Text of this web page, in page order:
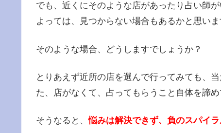
でも、近くにそのような店があったり占い師
よっては、見つからない場合もあるかと思いま
そのような場合、どうしますでしょうか？
とりあえず近所の店を選んで行ってみても、
た、店がなくて、占ってもらうこと自体を諦
そうなると、悩みは解決できず、負のスパイ